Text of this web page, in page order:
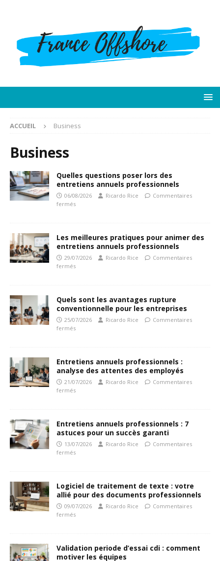
ACCUEIL Business
Business
Quelles questions poser lors des
entretiens annuels professionnels
06/08/2026 Ricardo Rice
Commentaires
fermés
Les meilleures pratiques pour animer des
entretiens annuels professionnels
29/07/2026 Ricardo Rice
Commentaires
fermés
Quels sont les avantages rupture
conventionnelle pour les entreprises
25/07/2026 Ricardo Rice
Commentaires
fermés
Entretiens annuels professionnels :
analyse des attentes des employés
21/07/2026 Ricardo Rice
Commentaires
fermés
Entretiens annuels professionnels : 7
astuces pour un succès garanti
13/07/2026 Ricardo Rice
Commentaires
fermés
Logiciel de traitement de texte : votre
allié pour des documents professionnels
09/07/2026 Ricardo Rice
Commentaires
fermés
Validation periode d’essai cdi : comment
motiver les équipes